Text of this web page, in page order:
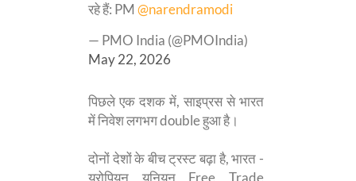
रहे हैं: PM@narendramodi
— PMO India (@PMOIndia)
May 22, 2026
पिछले एक दशक में, साइप्रस से भारत
में निवेश लगभग double हुआ है।
दोनों देशों के बीच ट्रस्ट बढ़ा है, भारत -
यूरोपियन यूनियन Free Trade